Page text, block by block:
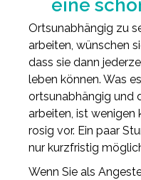
eine
Ortsunabhängig zu
arbeiten, wünschen
dass sie dann
leben können. Was
ortsunabhängig und
arbeiten, ist wenigen
rosig vor. Ein paar
nur kurzfristig
Wenn Sie als